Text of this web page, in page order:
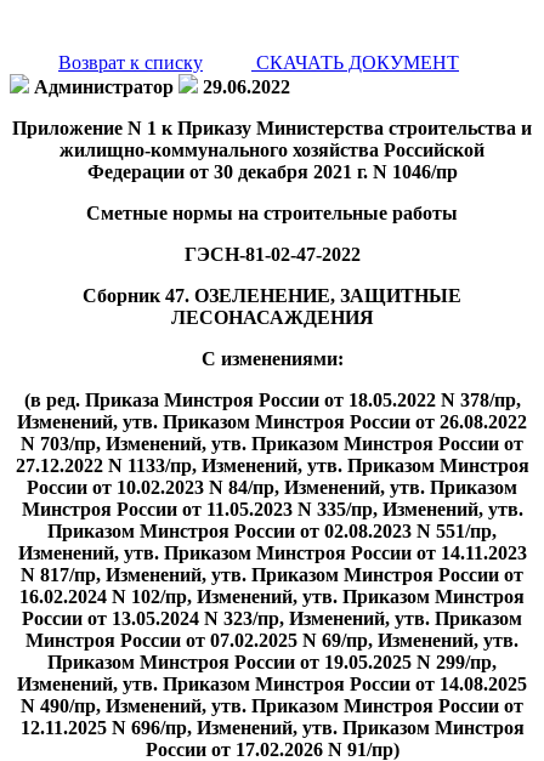
Возврат к списку
СКАЧАТЬ ДОКУМЕНТ
Администратор
29.06.2022
Приложение N 1 к Приказу Министерства строительства и
жилищно-коммунального хозяйства Российской
Федерации от 30 декабря 2021 г. N 1046/пр
Сметные нормы на строительные работы
ГЭСН-81-02-47-2022
Сборник 47. ОЗЕЛЕНЕНИЕ, ЗАЩИТНЫЕ
ЛЕСОНАСАЖДЕНИЯ
С изменениями:
(в ред. Приказа Минстроя России от 18.05.2022 N 378/пр,
Изменений, утв. Приказом Минстроя России от 26.08.2022
N 703/пр, Изменений, утв. Приказом Минстроя России от
27.12.2022 N 1133/пр, Изменений, утв. Приказом Минстроя
России от 10.02.2023 N 84/пр, Изменений, утв. Приказом
Минстроя России от 11.05.2023 N 335/пр, Изменений, утв.
Приказом Минстроя России от 02.08.2023 N 551/пр,
Изменений, утв. Приказом Минстроя России от 14.11.2023
N 817/пр, Изменений, утв. Приказом Минстроя России от
16.02.2024 N 102/пр, Изменений, утв. Приказом Минстроя
России от 13.05.2024 N 323/пр, Изменений, утв. Приказом
Минстроя России от 07.02.2025 N 69/пр, Изменений, утв.
Приказом Минстроя России от 19.05.2025 N 299/пр,
Изменений, утв. Приказом Минстроя России от 14.08.2025
N 490/пр, Изменений, утв. Приказом Минстроя России от
12.11.2025 N 696/пр, Изменений, утв. Приказом Минстроя
России от 17.02.2026 N 91/пр)